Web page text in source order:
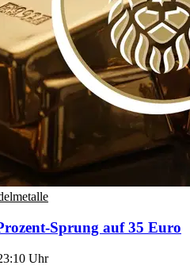
Sprung auf 35 Euro
Uhr